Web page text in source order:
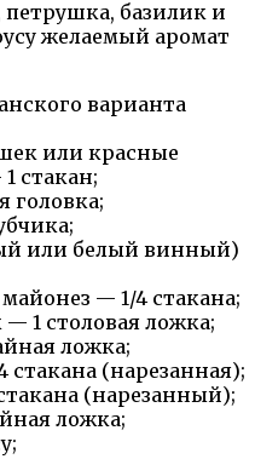
базилик и
желаемый аромат
варианта
или красные
стакан;
головка;
или белый винный)
— 1/4 стакана;
1 столовая ложка;
ложка;
(нарезанная);
(нарезанный);
ложка;